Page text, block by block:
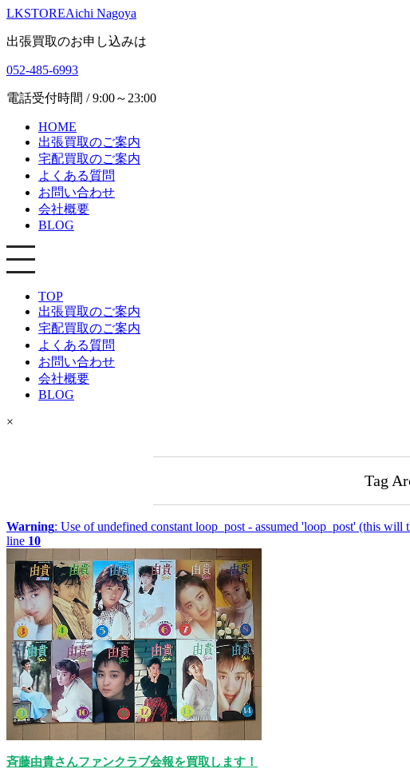
LKSTOREAichi Nagoya
出張買取のお申し込みは
052-485-6993
電話受付時間 / 9:00～23:00
HOME
出張買取のご案内
宅配買取のご案内
よくある質問
お問い合わせ
会社概要
BLOG
TOP
出張買取のご案内
宅配買取のご案内
よくある質問
お問い合わせ
会社概要
BLOG
×
Tag
Warning: Use of undefined constant loop_post - assumed 'loop_post' (this
line 10
斉藤由貴さんファンクラブ会報を買取します！